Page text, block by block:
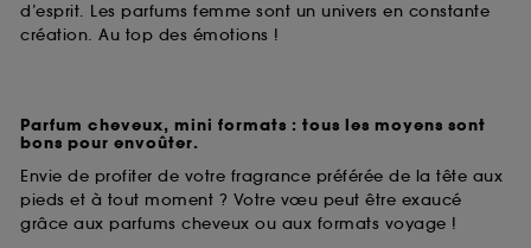
d’esprit. Les parfums femme sont un univers en constante
création. Au top des émotions !
Parfum cheveux, mini formats : tous les moyens sont
bons pour envoûter.
Envie de profiter de votre fragrance préférée de la tête aux
pieds et à tout moment ? Votre vœu peut être exaucé
grâce aux parfums cheveux ou aux formats voyage !